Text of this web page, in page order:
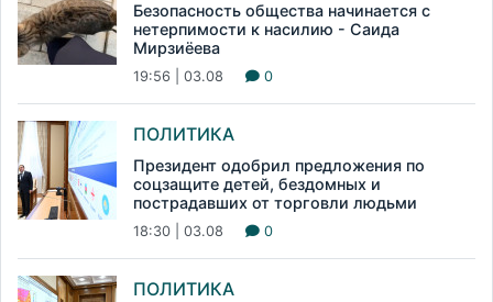
Безопасность общества начинается с
нетерпимости к насилию - Саида
Мирзиёева
19:56 | 03.08 0
ПОЛИТИКА
Президент одобрил предложения по
соцзащите детей, бездомных и
пострадавших от торговли людьми
18:30 | 03.08 0
ПОЛИТИКА